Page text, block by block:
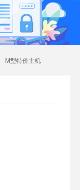
虚拟
M型特价主机